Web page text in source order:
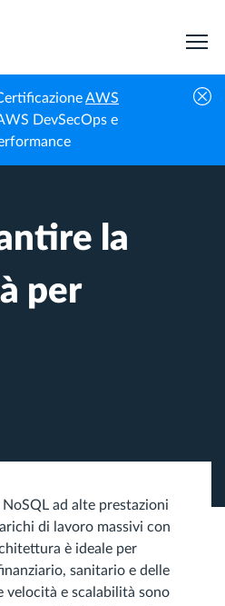
AWS
DevSecOps e
Come Garantire la Conformità per
la
per
ad alte prestazioni
di lavoro massivi con
è ideale per
sanitario e delle
velocità e scalabilità sono